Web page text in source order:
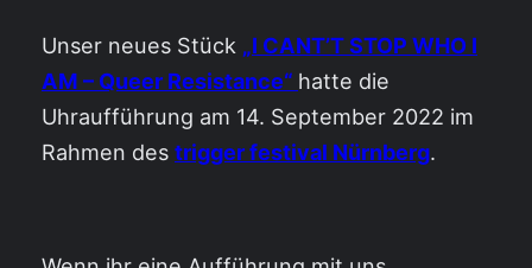
Unser neues Stück „I CANT’T STOP WHO I
AM – Queer Resistance“ hatte die
Uhraufführung am 14. September 2022 im
Rahmen des trigger festival Nürnberg.